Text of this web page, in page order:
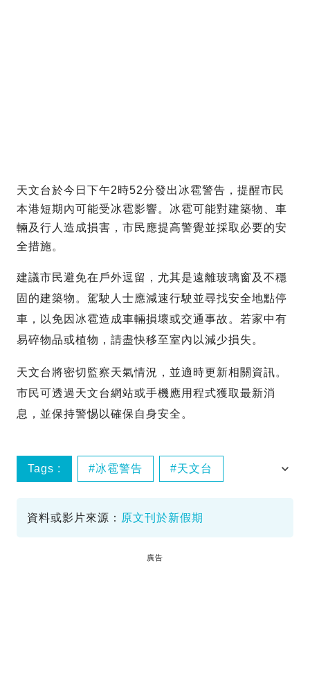
天文台於今日下午2時52分發出冰雹警告，提醒市民
本港短期內可能受冰雹影響。冰雹可能對建築物、車
輛及行人造成損害，市民應提高警覺並採取必要的安
全措施。
建議市民避免在戶外逗留，尤其是遠離玻璃窗及不穩
固的建築物。駕駛人士應減速行駛並尋找安全地點停
車，以免因冰雹造成車輛損壞或交通事故。若家中有
易碎物品或植物，請盡快移至室內以減少損失。
天文台將密切監察天氣情況，並適時更新相關資訊。
市民可透過天文台網站或手機應用程式獲取最新消
息，並保持警惕以確保自身安全。
Tags : 冰雹警告 天文台
資料或影片來源： 原文刊於新假期
廣告